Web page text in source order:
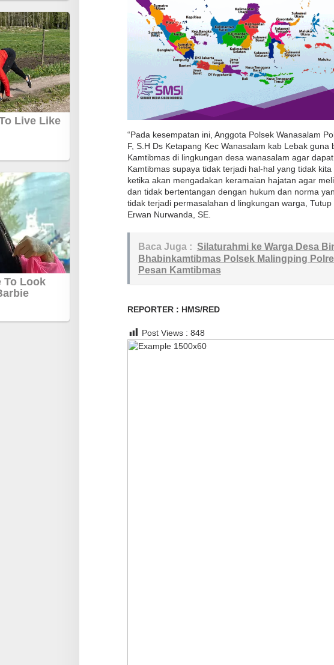
a
S
a
m
a
a
n
H
r
m
t
“Pada kesempatan ini, Anggota Polsek Wanasalam
F, S.H Ds Ketapang Kec Wanasalam kab Lebak
Kamtibmas di lingkungan desa wanasalam agar
Kamtibmas supaya tidak terjadi hal-hal yang tidak
ketika akan mengadakan keramaian hajatan agar
dan tidak bertentangan dengan hukum dan norma
tidak terjadi permasalahan d lingkungan warga,
Erwan Nurwanda, SE.
Baca Juga : Silaturahmi ke Warga Desa
Bhabinkamtibmas Polsek Malingping
Pesan Kamtibmas
REPORTER : HMS/RED
Post Views : 848